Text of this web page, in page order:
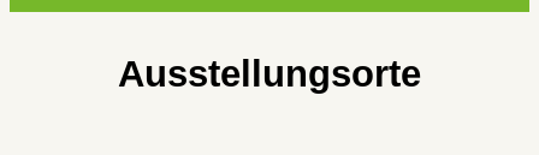
Ausstellungsorte